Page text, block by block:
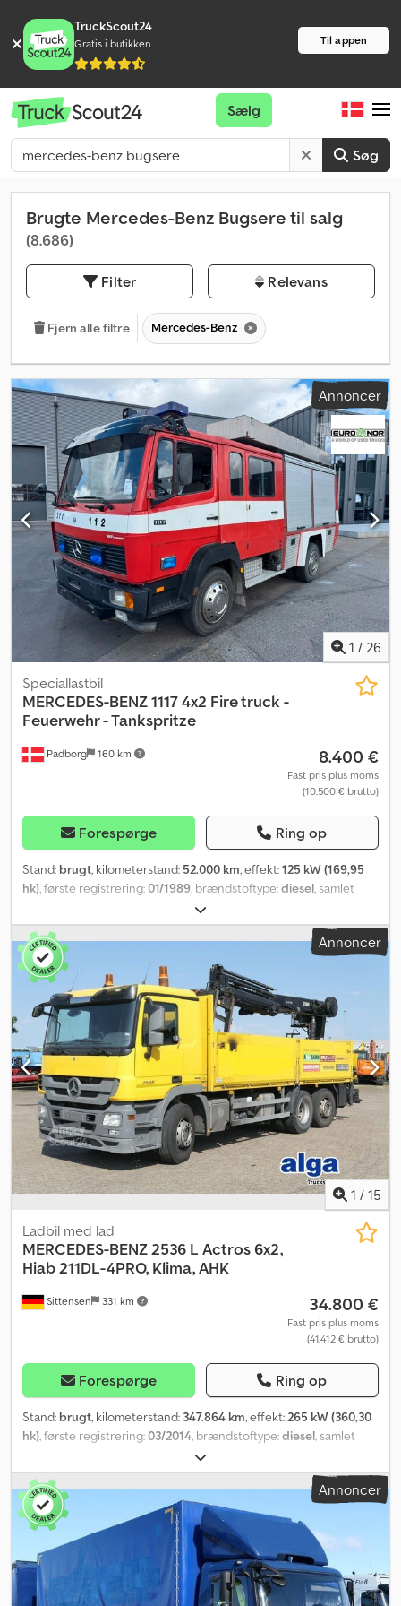
TruckScout24
Gratis i butikken Til appen
Søg
Sælg
Brugte Mercedes-Benz Bugsere til salg
(8.686)
Filter Relevans
Fjern alle filtre Mercedes-Benz
Annoncer
1 / 26
Padborg 160 km
Speciallastbil
MERCEDES-BENZ1117 4x2 Fire truck -
Feuerwehr - Tankspritze
8.400 €
Fast pris plus moms
(10.500 € brutto)
Forespørge Ring op
Stand: brugt, kilometerstand: 52.000 km, effekt:125 kW (169,95
hk), første registrering:01/1989, brændstoftype:diesel, samlet
, akslekonfiguration:
automatisk, Produktionsår:1989, Producent: Mercedes Model:
1117 4x2 Brandbil - Feuerwehr - Bomberos - Tankspritze År: 1989
Stand: God Serienummer: WDB67601215364319 Ref. nr.: 927725
Registreringsdato: HK: 170 Km: 52.000 Gearkasse: 4-trins
automatisk Dieseltank: 1 Tankvolumen: 150L Mandskabskabine: ?
Kabinetype: Mandskabskabine Tromlebremse: ? Crodpfx Aovkz
Irsm Hef Dækstørrelse: 245/70R19.5 Mønster % tilbage: 50% - 90%
Forhjulsaffjedring: Fjedre Baghjulsaffjedring: Fjedre
Værktøjskasse: ? Totalvægt: 11.000 kg Egenvægt: 7.000 kg
Lasteevne: 4.000 kg Pumpe: Rosenbauer Pumpetimer: 834 Stiger:
? Lysmast: ? Slangetromle: Højre + venstre side
Annoncer
1 / 15
Sittensen 331 km
Ladbil med lad
MERCEDES-BENZ2536 L Actros 6x2,
Hiab 211DL-4PRO, Klima, AHK
34.800 €
Fast pris plus moms
(41.412 € brutto)
Forespørge Ring op
Stand: brugt, kilometerstand: 347.864 km, effekt: 265 kW (360,30
hk) , første registrering:03/2014 , brændstoftype:diesel , samlet
, akslekonfiguration:
automatisk, emissionsklasse:Euro 5, samlet bredde:2.550 mm,
total højde:3.800 mm, lastepladsvolumen:16 m³, længde af
lastrum:6.550 mm , læsningsbredde:2.490 mm
950 mm
, Udstyr:ABS, elektronisk stabilitetsprogram (ESP),
klimaanlæg, kran
, WILKEN ladfladekasse med aluminiums-sider, 1x
delbar, 1000 mm høje, slidstærkt finerbund, 1 x ankerskinne
centralt i ladbunden, kontinuerlig fastgørelseshuller i
Annoncer